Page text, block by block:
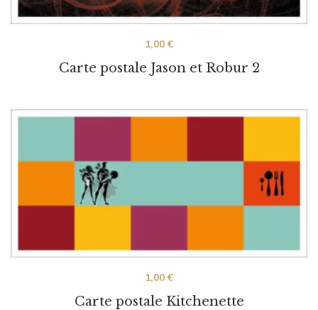
Carte postale Jason et Robur 2
1,00€
Carte postale Kitchenette
1,00€